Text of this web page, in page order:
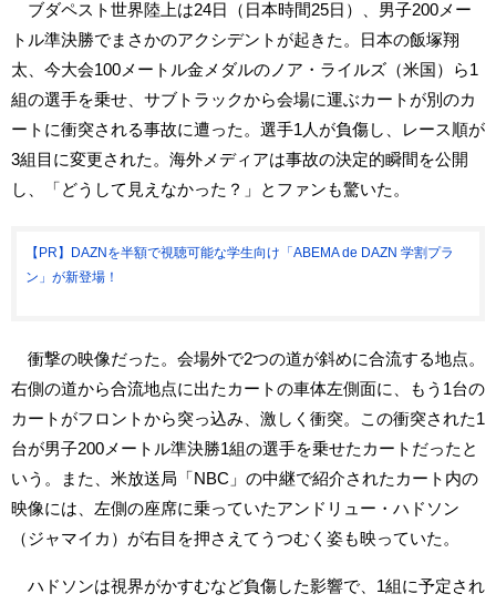
ブダペスト世界陸上は24日（日本時間25日）、男子200メー
トル準決勝でまさかのアクシデントが起きた。日本の飯塚翔
太、今大会100メートル金メダルのノア・ライルズ（米国）ら1
組の選手を乗せ、サブトラックから会場に運ぶカートが別のカ
ートに衝突される事故に遭った。選手1人が負傷し、レース順が
3組目に変更された。海外メディアは事故の決定的瞬間を公開
し、「どうして見えなかった？」とファンも驚いた。
【PR】DAZNを半額で視聴可能な学生向け「ABEMA de DAZN 学割プラ
ン」が新登場！
衝撃の映像だった。会場外で2つの道が斜めに合流する地点。
右側の道から合流地点に出たカートの車体左側面に、もう1台の
カートがフロントから突っ込み、激しく衝突。この衝突された1
台が男子200メートル準決勝1組の選手を乗せたカートだったと
いう。また、米放送局「NBC」の中継で紹介されたカート内の
映像には、左側の座席に乗っていたアンドリュー・ハドソン
（ジャマイカ）が右目を押さえてうつむく姿も映っていた。
ハドソンは視界がかすむなど負傷した影響で、1組に予定され